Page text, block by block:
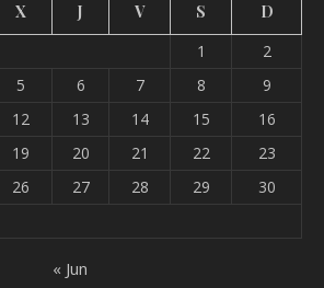
X J V S
D
1
2
5 6 7 8
9
12 13 14 15
16
19 20 21 22
23
26 27 28 29
30
« Jun